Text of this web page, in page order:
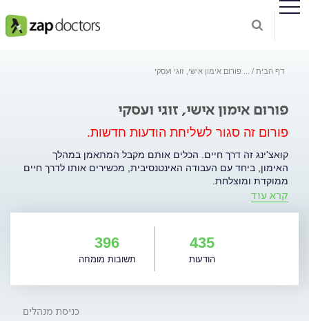
דף הבית פורום אימון אישי, זוגי ועסקי
פורום אימון אישי, זוגי ועסקי
פורום זה סגור לשליחת הודעות חדשות.
קואצ'ינג זה דרך חיים. הכלים אותם מקבל המתאמן במהלך
האימון, ביחד עם העבודה האינטנסיבית, מכשירים אותו לדרך חיים
ממוקדת ומוצלחת.
החזון. וכל זאת בתהליך קצר יחסית וממוקד תוצאות, הנמשך באופן
בסיסי כשלושה חודשים לערך.
אימון אינו טיפול. אמנם אחת מהדיסציפלינות עליהן מושתת
ונוספים כמו ניהול, פילוסופיה, ספורט, מנטורינג ועוד.
קרא עוד
435
הודעות
396
תשובות מומחה
כניסת מנהלים